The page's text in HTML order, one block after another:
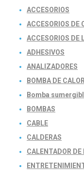
ACCESORIOS
ACCESORIOS DE
ACCESORIOS DE
ADHESIVOS
ANALIZADORES
BOMBA DE CALOR
Bomba
BOMBAS
CABLE
CALDERAS
CALENTADOR DE